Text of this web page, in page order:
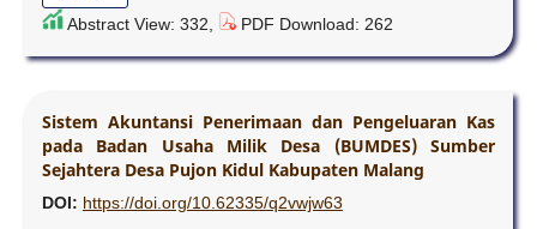
Abstract View: 332, PDF Download: 262
Sistem Akuntansi Penerimaan dan Pengeluaran Kas
pada Badan Usaha Milik Desa (BUMDES) Sumber
Sejahtera Desa Pujon Kidul Kabupaten Malang
DOI: https://doi.org/10.62335/q2vwjw63